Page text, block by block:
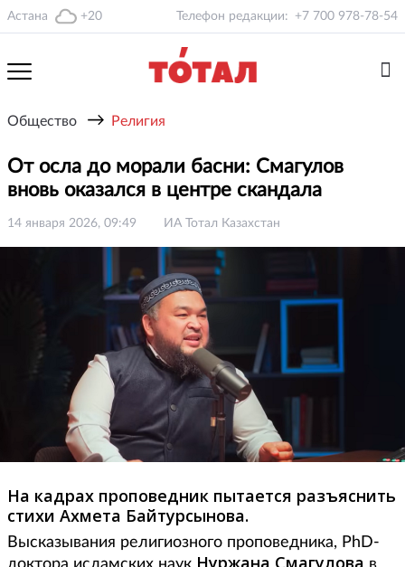
Астана +20 Телефон редакции: +7 700 978-78-54
Общество → Религия
От осла до морали басни: Смагулов
вновь оказался в центре скандала
14 января 2026, 09:49 ИА Тотал Казахстан
На кадрах проповедник пытается разъяснить
стихи Ахмета Байтурсынова.
Высказывания религиозного проповедника, PhD-
Нуржана Смагулова